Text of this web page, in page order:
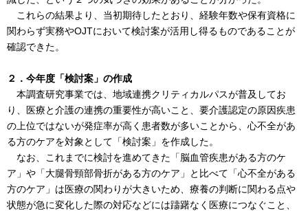
これらの結果より、当初期待したとおり、経験年数や保有資格に
関わらず実務やOJTにおいて検討案が活用し得るものであることが
確認できた。
２．今年度「検討案」の作成
本調査研究事業では、地域連携クリティカルパスが普及してお
り、医療と介護の連携の重要性が高いこと、要介護認定の原因疾患
の上位ではないが発症率が高く患者数が多いことから、心不全があ
る方のケアを対象として「検討案」を作成した。
なお、これまでに検討を進めてきた「脳血管疾患がある方のケ
ア」や「大腿骨頸部骨折がある方のケア」と比べて「心不全がある
方のケア」は医療の関わりが大きいため、療養の判断に関わる点や
状態が急に変化した際の対応などには躊躇なく医療につなぐこと、